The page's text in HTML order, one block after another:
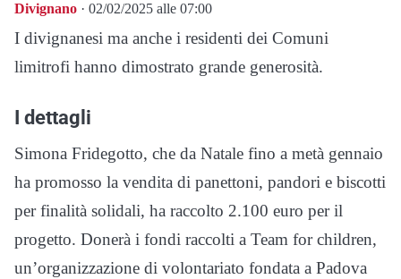
Divignano · 02/02/2025 alle 07:00
I divignanesi ma anche i residenti dei Comuni
limitrofi hanno dimostrato grande generosità.
I dettagli
Simona Fridegotto, che da Natale fino a metà gennaio
ha promosso la vendita di panettoni, pandori e biscotti
per finalità solidali, ha raccolto 2.100 euro per il
progetto. Donerà i fondi raccolti a Team for children,
un’organizzazione di volontariato fondata a Padova